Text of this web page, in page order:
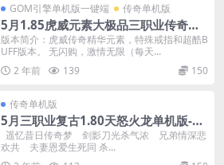
GOM引擎单机版一键端 传奇单机版
5月1.85虎威元素大极品三职业传奇一
键端-附带GM后台
版本简介：虎威传奇精华元素，特殊戒指和超酷B
UFF版本。 无闪购，激情无限（每天...
2 年前
139 150
传奇单机版
5月三职业复古1.80天怒火龙单机版-附
带GM后台一键端
遥忆昔日传奇梦 剑影刀光杀气浓 兄弟情深悲
欢共 夫妻恩爱生死同 杀...